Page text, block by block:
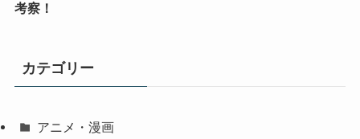
考察！
カテゴリー
アニメ・漫画